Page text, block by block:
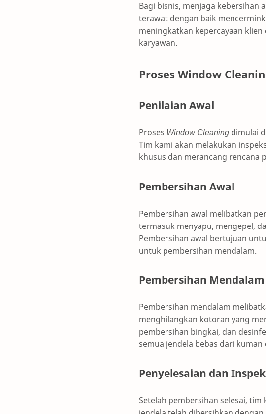
Bagi bisnis, menjaga kebersihan
terawat dengan baik
meningkatkan kepercayaan
karyawan.
Proses Window
Penilaian Awal
Proses Window Cleaning dimulai
Tim kami akan melakukan
khusus dan merancang rencana
Pembersihan Awal
Pembersihan awal melibatkan
termasuk menyapu, mengepel,
Pembersihan awal bertujuan
untuk pembersihan mendalam.
Pembersihan Mendalam
Pembersihan mendalam
menghilangkan kotoran yang
pembersihan bingkai, dan
semua jendela bebas dari kuman
Penyelesaian dan
Setelah pembersihan selesai,